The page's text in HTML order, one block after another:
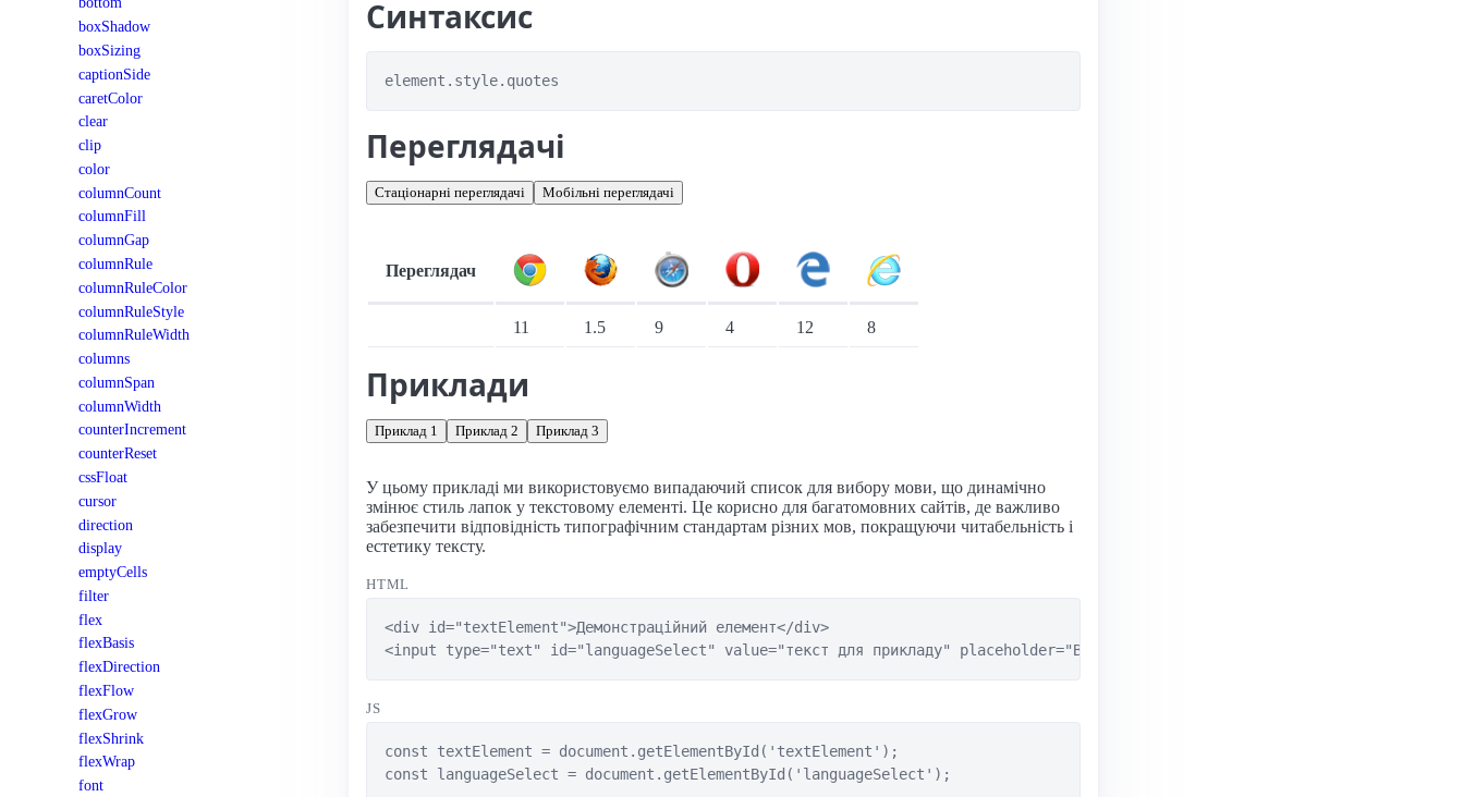
boxShadow
boxSizing
captionSide
caretColor
clear
clip
color
columnCount
columnFill
columnGap
columnRule
columnRuleColor
columnRuleStyle
columnRuleWidth
columns
columnSpan
columnWidth
counterIncrement
counterReset
cssFloat
cursor
direction
display
emptyCells
filter
flex
flexBasis
flexDirection
flexFlow
flexGrow
flexShrink
flexWrap
font
Синтаксис
element.style.quotes
Переглядачі
Стаціонарні переглядачі Мобільні переглядачі
Переглядач
11 1.5 9 4 12 8
Приклади
Приклад 1 Приклад 2 Приклад 3
У цьому прикладі ми використовуємо випадаючий список для вибору мови, що динамічно
змінює стиль лапок у текстовому елементі. Це корисно для багатомовних сайтів, де важливо
забезпечити відповідність типографічним стандартам різних мов, покращуючи читабельність і
естетику тексту.
HTML
<div id="textElement">Демонстраційний елемент</div>
<input type="text" id="languageSelect" value="текст для прикладу" placeholder="Введи щось">
JS
const textElement = document.getElementById('textElement');
const languageSelect = document.getElementById('languageSelect');